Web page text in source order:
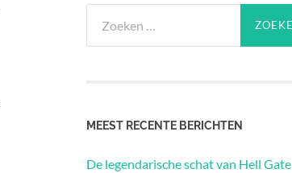
naar:
MEEST RECENTE BERICHTEN
De legendarische schat van Hell Gate